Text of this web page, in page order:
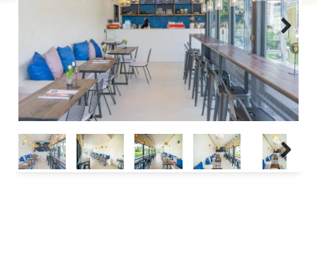
Next
Next